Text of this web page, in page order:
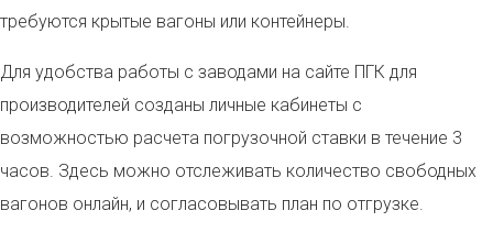
требуются крытые вагоны или контейнеры.
Для удобства работы с заводами на сайте ПГК для
производителей созданы личные кабинеты с
возможностью расчета погрузочной ставки в течение 3
часов. Здесь можно отслеживать количество свободных
вагонов онлайн, и согласовывать план по отгрузке.